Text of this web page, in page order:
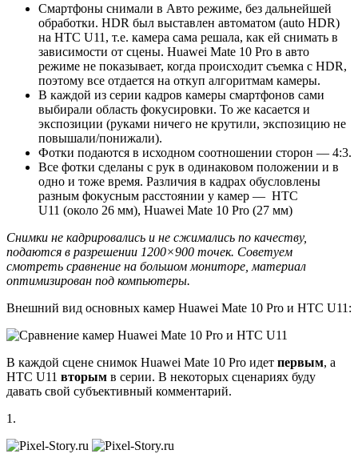
Смартфоны снимали в Авто режиме, без дальнейшей
обработки. HDR был выставлен автоматом (auto HDR)
на HTC U11, т.е. камера сама решала, как ей снимать в
зависимости от сцены. Huawei Mate 10 Pro в авто
режиме не показывает, когда происходит съемка с HDR,
поэтому все отдается на откуп алгоритмам камеры.
В каждой из серии кадров камеры смартфонов сами
выбирали область фокусировки. То же касается и
экспозиции (руками ничего не крутили, экспозицию не
повышали/понижали).
Фотки подаются в исходном соотношении сторон — 4:3.
Все фотки сделаны с рук в одинаковом положении и в
одно и тоже время. Различия в кадрах обусловлены
разным фокусным расстоянии у камер — HTC
U11 (около 26 мм), Huawei Mate 10 Pro (27 мм)
Снимки не кадрировались и не сжимались по качеству,
подаются в разрешении 1200×900 точек. Советуем
смотреть сравнение на большом мониторе, материал
оптимизирован под компьютеры.
Внешний вид основных камер Huawei Mate 10 Pro и HTC U11:
В каждой сцене снимок Huawei Mate 10 Pro идет первым, а
HTC U11 вторым в серии. В некоторых сценариях буду
давать свой субъективный комментарий.
1.